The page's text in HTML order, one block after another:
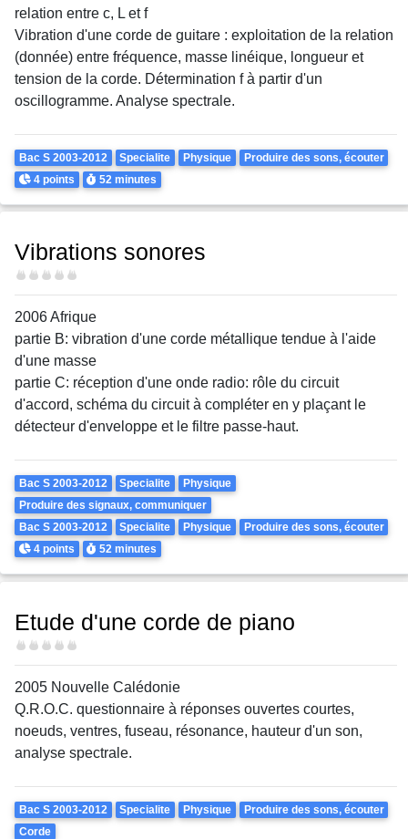
relation entre c, L et f
Vibration d'une corde de guitare : exploitation de la relation
(donnée) entre fréquence, masse linéique, longueur et
tension de la corde. Détermination f à partir d'un
oscillogramme. Analyse spectrale.
Theme
Bac S 2003-2012 Specialite Physique Produire des sons, écouter
Points
4 points Durée
52 minutes
Vibrations sonores
Difficulté
2006 Afrique
partie B: vibration d'une corde métallique tendue à l'aide
d'une masse
partie C: réception d'une onde radio: rôle du circuit
d'accord, schéma du circuit à compléter en y plaçant le
détecteur d'enveloppe et le filtre passe-haut.
Theme
Bac S 2003-2012 Specialite
Physique
Produire des signaux, communiquer
Bac S 2003-2012
Specialite Physique Produire des sons, écouter
Points
4 points Durée
52 minutes
Etude d'une corde de piano
Difficulté
2005 Nouvelle Calédonie
Q.R.O.C. questionnaire à réponses ouvertes courtes,
noeuds, ventres, fuseau, résonance, hauteur d'un son,
analyse spectrale.
Theme
Bac S 2003-2012 Specialite Physique
Produire des sons, écouter
Corde